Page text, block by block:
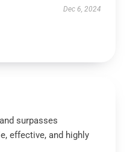
Dec 6, 2024
surpasses
effective, and highly